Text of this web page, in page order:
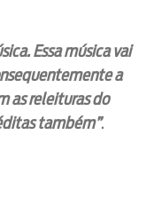
Essa música vai
a
as releituras do
também”.